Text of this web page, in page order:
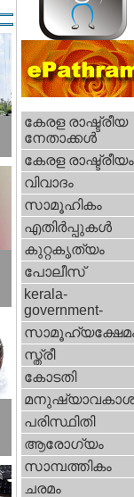
കേരള രാഷ്ട്രീയ
നേതാക്കള്‍
കേരള രാഷ്ട്രീയം
വിവാദം
സാമൂഹികം
എതിര്‍പ്പുകള്‍
കുറ്റകൃത്യം
പോലീസ്‌
kerala-
government-
സ്ത്രീ
കോടതി
പരിസ്ഥിതി
ആരോഗ്യം
സാമ്പത്തികം
ചരമം